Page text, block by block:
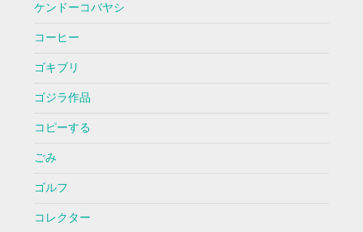
ケンドーコバヤシ
コーヒー
ゴキブリ
ゴジラ作品
コピーする
ごみ
ゴルフ
コレクター